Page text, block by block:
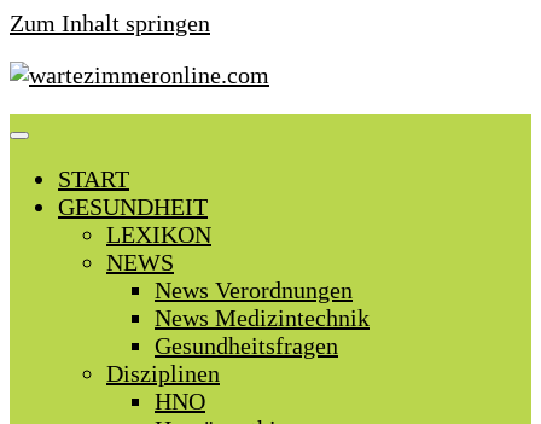
Zum Inhalt springen
START
GESUNDHEIT
LEXIKON
NEWS
News Verordnungen
News Medizintechnik
Gesundheitsfragen
Disziplinen
HNO